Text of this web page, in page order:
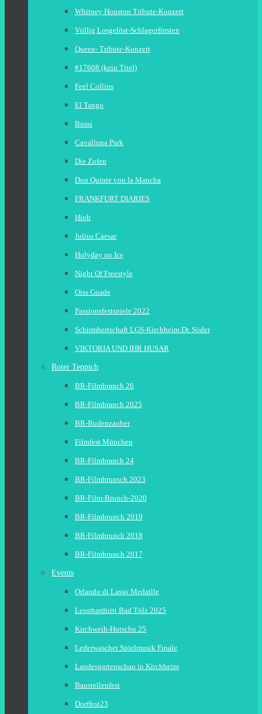
Whitney Houston Tribute-Konzert
Völlig Losgelöst-Schlagerfürsten
Queen- Tribute-Konzert
#17608 (kein Titel)
Feel Collins
El Tango
Bussi
Cavalluna Park
Die Zofen
Don Quinte von la Mancha
FRANKFURT DIARIES
Hiob
Julius Caesar
Holyday on Ice
Night Of Freestyle
Oiss Guade
Passionsfestspiele 2022
Schirmherrschaft LGS-Kirchheim Dr. Söder
VIKTORIA UND IHR HUSAR
Roter Teppich
BR-Filmbranch 26
BR-Filmbranch 2025
BR-Budenzauber
Filmfest München
BR-Filmbranch 24
BR-Filmbrunsch 2023
BR-Film-Brunch-2020
BR-Filmbrunch 2019
BR-Filmbrunch 2018
BR-Filmbrunch 2017
Events
Orlando di Lasso Medaille
Leonhardiritt Bad Tölz 2025
Kirchweih-Hutschn 25
Lederwascher Spielmusik Finale
Landesgartenschau in Kirchheim
Baustellenfest
Dorffest23